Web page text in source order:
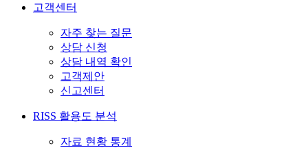
고객센터
자주 찾는 질문
상담 신청
상담 내역 확인
고객제안
신고센터
RISS 활용도 분석
자료 현황 통계